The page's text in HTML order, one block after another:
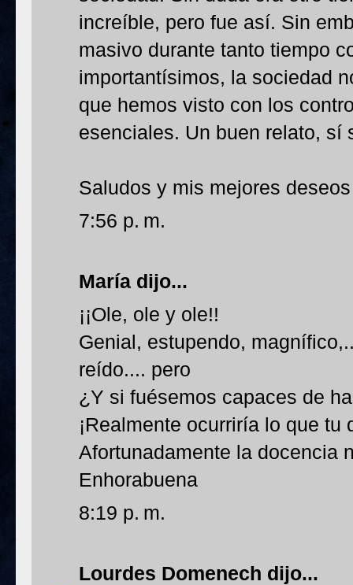
increíble, pero fue así. Sin
masivo durante tanto tiempo
importantísimos, la sociedad
que hemos visto con los
esenciales. Un buen relato, sí
Saludos y mis mejores
7:56 p. m.
María dijo...
¡¡Ole, ole y ole!!
Genial, estupendo,
reído.... pero
¿Y si fuésemos capaces de
¡Realmente ocurriría lo que tu
Afortunadamente la docencia
Enhorabuena
8:19 p. m.
Lourdes Domenech dijo...